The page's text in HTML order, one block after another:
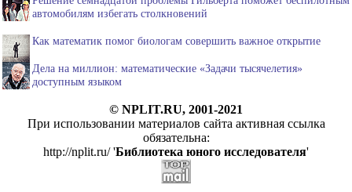
автомобилям избегать столкновений
Как математик помог биологам совершить важное открытие
Дела на миллион: математические «Задачи тысячелетия»
доступным языком
© NPLIT.RU, 2001-2021
При использовании материалов сайта активная ссылка
обязательна:
http://nplit.ru/ 'Библиотека юного исследователя'